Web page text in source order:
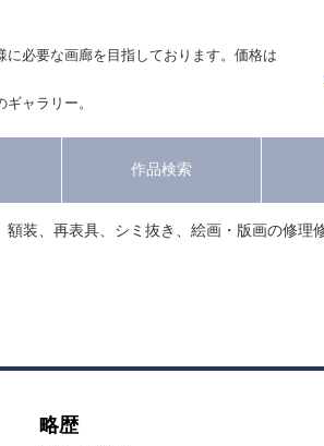
に必要な画廊を目指しております。価格は
ャラリー。
作品検索
装、再表具、シミ抜き、絵画・版画の修理
略歴